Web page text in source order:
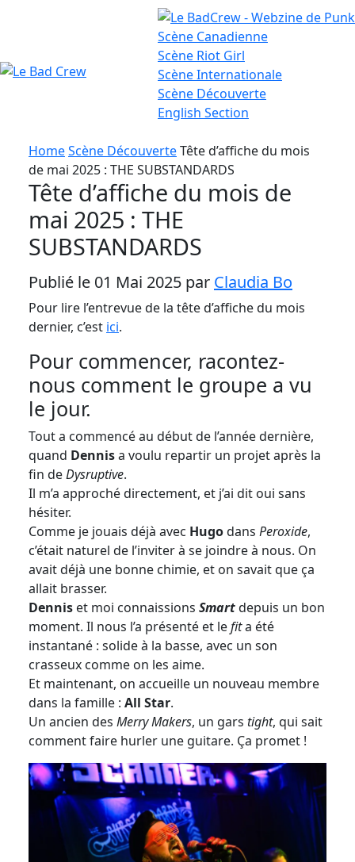
Crew
Scène Canadienne
Scène Riot Girl
ScèneInternationale
Scène Découverte
English Section
HomeScène DécouverteTête d’affiche du mois
de mai 2025 : THE SUBSTANDARDS
Tête d’affiche du mois de
mai 2025 : THE
SUBSTANDARDS
Publié le 01 Mai 2025 par Claudia Bo
Pour lire l’entrevue de la tête d’affiche du mois
dernier, c’est ici.
Pour commencer, racontez-
nous comment le groupe a vu
le jour.
Tout a commencé au début de l’année dernière,
quand Dennisa voulu repartir un projet après la
fin deDysruptive.
Il m’a approché directement, et j’ai dit oui sans
hésiter.
Comme je jouais déjà avec Hugodans Peroxide,
c’était naturel de l’inviter à se joindre à nous. On
avait déjà une bonne chimie, et on savait que ça
allait brasser.
Dennis et moi connaissions Smartdepuis un bon
moment. Il nous l’a présenté et lefita été
instantané : solide à la basse, avec un son
crasseux comme on les aime.
Et maintenant, on accueille un nouveau membre
dans la famille : All Star.
Un ancien des Merry Makers, un gars tight, qui sait
comment faire hurler une guitare. Ça promet !